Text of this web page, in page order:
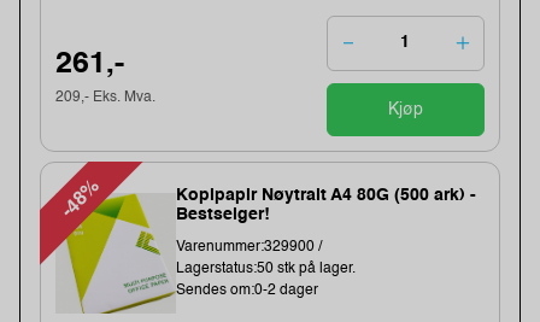
261,-
209,- Eks. Mva.
Kjøp
-48%
Kopipapir Nøytralt A4 80G (500 ark) -
Bestselger!
Varenummer:329900 /
Lagerstatus:50 stk på lager.
Sendes om:0-2 dager